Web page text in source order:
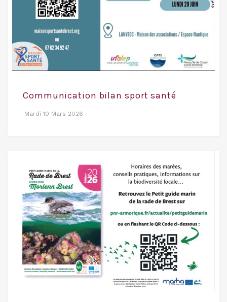
Communication bilan sport santé
Mardi 10 Mars 2026